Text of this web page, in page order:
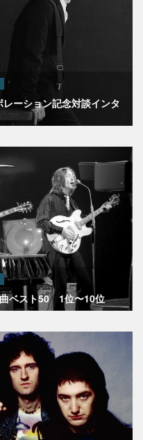
ーション記念対談インタ
ベスト50 1位〜10位